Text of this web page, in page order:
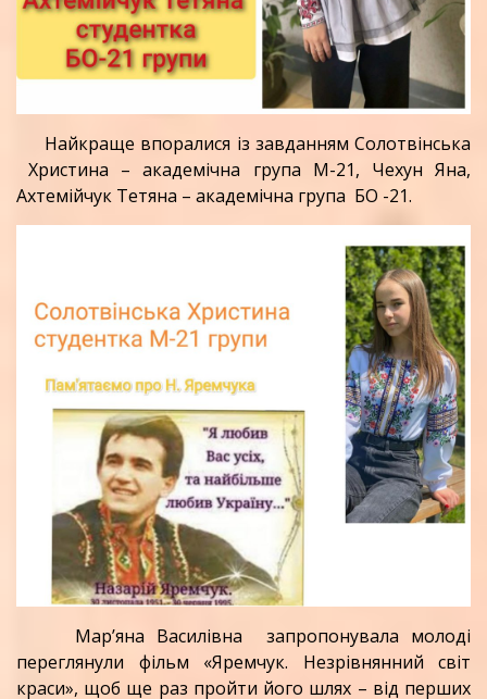
Найкраще впоралися із завданням Солотвінська
Христина – академічна група М-21, Чехун Яна,
Ахтемійчук Тетяна – академічна група БО -21.
Мар’яна Василівна запропонувала молоді
переглянули фільм «Яремчук. Незрівнянний світ
краси», щоб ще раз пройти його шлях – від перших